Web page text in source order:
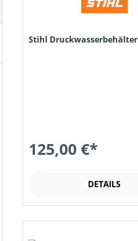
Stihl Druckwasserbehälter
125,00 €*
DETAILS